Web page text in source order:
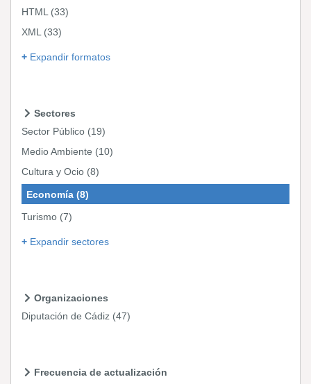
HTML (33)
XML (33)
Expandir formatos
Sectores
Sector Público (19)
Medio Ambiente (10)
Cultura y Ocio (8)
Economía (8)
Turismo (7)
Expandir sectores
Organizaciones
Diputación de Cádiz (47)
Frecuencia de actualización